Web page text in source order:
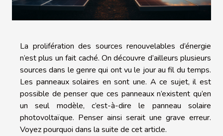
La prolifération des sources renouvelables d’énergie
n’est plus un fait caché. On découvre d’ailleurs plusieurs
sources dans le genre qui ont vu le jour au fil du temps.
Les panneaux solaires en sont une. A ce sujet, il est
possible de penser que ces panneaux n’existent qu’en
un seul modèle, c’est-à-dire le panneau solaire
photovoltaïque. Penser ainsi serait une grave erreur.
Voyez pourquoi dans la suite de cet article.